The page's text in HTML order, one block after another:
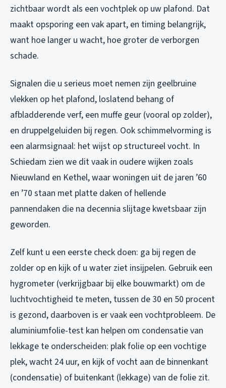
zichtbaar wordt als een vochtplek op uw plafond. Dat
maakt opsporing een vak apart, en timing belangrijk,
want hoe langer u wacht, hoe groter de verborgen
schade.
Signalen die u serieus moet nemen zijn geelbruine
vlekken op het plafond, loslatend behang of
afbladderende verf, een muffe geur (vooral op zolder),
en druppelgeluiden bij regen. Ook schimmelvorming is
een alarmsignaal: het wijst op structureel vocht. In
Schiedam zien we dit vaak in oudere wijken zoals
Nieuwland en Kethel, waar woningen uit de jaren ’60
en ’70 staan met platte daken of hellende
pannendaken die na decennia slijtage kwetsbaar zijn
geworden.
Zelf kunt u een eerste check doen: ga bij regen de
zolder op en kijk of u water ziet insijpelen. Gebruik een
hygrometer (verkrijgbaar bij elke bouwmarkt) om de
luchtvochtigheid te meten, tussen de 30 en 50 procent
is gezond, daarboven is er vaak een vochtprobleem. De
aluminiumfolie-test kan helpen om condensatie van
lekkage te onderscheiden: plak folie op een vochtige
plek, wacht 24 uur, en kijk of vocht aan de binnenkant
(condensatie) of buitenkant (lekkage) van de folie zit.